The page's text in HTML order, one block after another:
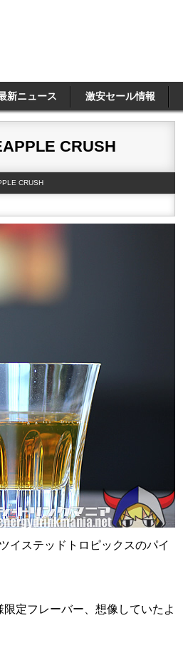
新ニュース 激安セール情報
CRUSH
CRUSH
イステッドトロピックスのパイ
定フレーバー、想像していたよ